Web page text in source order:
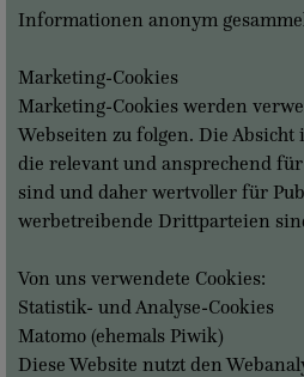
Informationen anonym
Marketing-Cookies
Marketing-Cookies werden
Webseiten zu folgen. Die Absicht
die relevant und ansprechend
sind und daher wertvoller für
werbetreibende Drittparteien
Von uns verwendete Cookies:
Statistik- und Analyse-Cookies
Matomo (ehemals Piwik)
Diese Website nutzt den